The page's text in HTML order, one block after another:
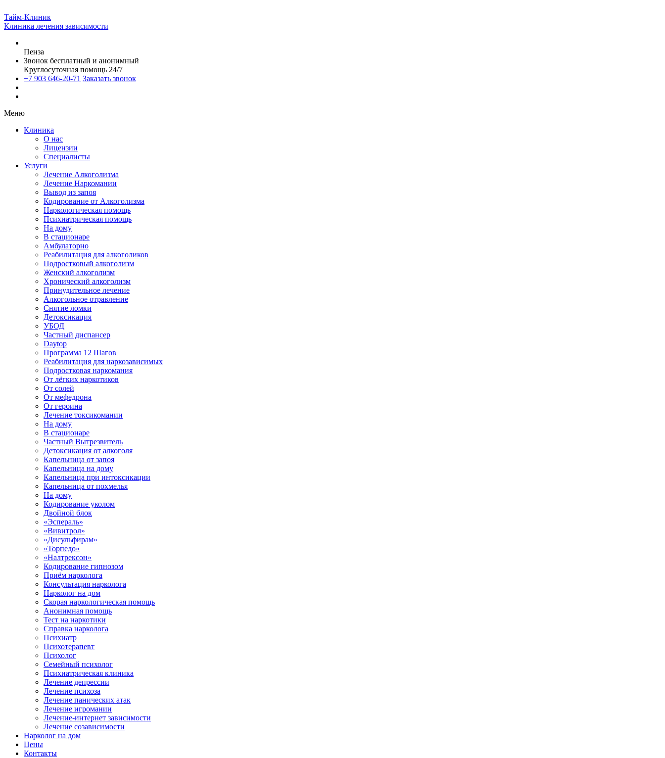
Тайм-Клиник
Клиника лечения зависимости
Пенза
Звонок бесплатный и анонимный
Круглосуточная помощь 24/7
+7 903 646-20-71 Заказать звонок
Меню
Клиника
О нас
Лицензии
Специалисты
Услуги
Лечение Алкоголизма
Лечение Наркомании
Вывод из запоя
Кодирование от Алкоголизма
Наркологическая помощь
Психиатрическая помощь
На дому
В стационаре
Амбулаторно
Реабилитация для алкоголиков
Подростковый алкоголизм
Женский алкоголизм
Хронический алкоголизм
Принудительное лечение
Алкогольное отравление
Снятие ломки
Детоксикация
УБОД
Частный диспансер
Daytop
Программа 12 Шагов
Реабилитация для наркозависимых
Подростковая наркомания
От лёгких наркотиков
От солей
От мефедрона
От героина
Лечение токсикомании
На дому
В стационаре
Частный Вытрезвитель
Детоксикация от алкоголя
Капельница от запоя
Капельница на дому
Капельница при интоксикации
Капельница от похмелья
На дому
Кодирование уколом
Двойной блок
«Эспераль»
«Вивитрол»
«Дисульфирам»
«Торпедо»
«Налтрексон»
Кодирование гипнозом
Приём нарколога
Консультация нарколога
Нарколог на дом
Скорая наркологическая помощь
Анонимная помощь
Тест на наркотики
Справка нарколога
Психиатр
Психотерапевт
Психолог
Семейный психолог
Психиатрическая клиника
Лечение депрессии
Лечение психоза
Лечение панических атак
Лечение игромании
Лечение-интернет зависимости
Лечение созависимости
Нарколог на дом
Цены
Контакты